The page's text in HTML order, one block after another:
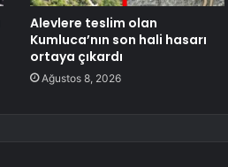
Alevlere teslim olan
Kumluca’nın son hali hasarı
ortaya çıkardı
Ağustos 8, 2026